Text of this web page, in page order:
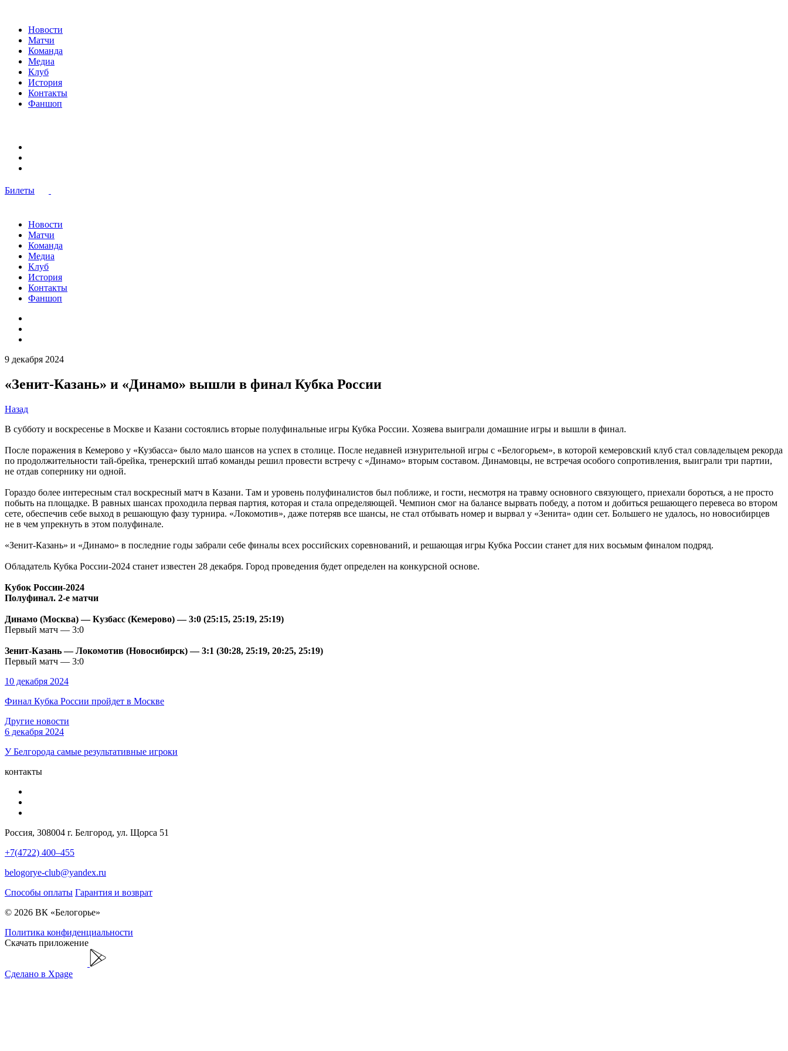
Новости
Матчи
Команда
Медиа
Клуб
История
Контакты
Фаншоп
Билеты
Новости
Матчи
Команда
Медиа
Клуб
История
Контакты
Фаншоп
9 декабря 2024
«Зенит-Казань» и «Динамо» вышли в финал Кубка России
Назад
В субботу и воскресенье в Москве и Казани состоялись вторые полуфинальные игры Кубка России. Хозяева выиграли домашние игры и вышли в финал.
После поражения в Кемерово у «Кузбасса» было мало шансов на успех в столице. После недавней изнурительной игры с «Белогорьем», в которой кемеровский клуб стал совладельцем рекорда
по продолжительности тай-брейка, тренерский штаб команды решил провести встречу с «Динамо» вторым составом. Динамовцы, не встречая особого сопротивления, выиграли три партии,
не отдав сопернику ни одной.
Гораздо более интересным стал воскресный матч в Казани. Там и уровень полуфиналистов был поближе, и гости, несмотря на травму основного связующего, приехали бороться, а не просто
побыть на площадке. В равных шансах проходила первая партия, которая и стала определяющей. Чемпион смог на балансе вырвать победу, а потом и добиться решающего перевеса во втором
сете, обеспечив себе выход в решающую фазу турнира. «Локомотив», даже потеряв все шансы, не стал отбывать номер и вырвал у «Зенита» один сет. Большего не удалось, но новосибирцев
не в чем упрекнуть в этом полуфинале.
«Зенит-Казань» и «Динамо» в последние годы забрали себе финалы всех российских соревнований, и решающая игры Кубка России станет для них восьмым финалом подряд.
Обладатель Кубка России-2024 станет известен 28 декабря. Город проведения будет определен на конкурсной основе.
Кубок России-2024
Полуфинал. 2-е матчи
Динамо (Москва) — Кузбасс (Кемерово) — 3:0 (25:15, 25:19, 25:19)
Первый матч — 3:0
Зенит-Казань — Локомотив (Новосибирск) — 3:1 (30:28, 25:19, 20:25, 25:19)
Первый матч — 3:0
10 декабря 2024
Финал Кубка России пройдет в Москве
Другие новости
6 декабря 2024
У Белгорода самые результативные игроки
контакты
Россия, 308004 г. Белгород, ул. Щорса 51
+7(4722) 400–455
belogorye-club@yandex.ru
Способы оплаты Гарантия и возврат
© 2026 ВК «Белогорье»
Политика конфиденциальности
Скачать приложение
Сделано в Xpage